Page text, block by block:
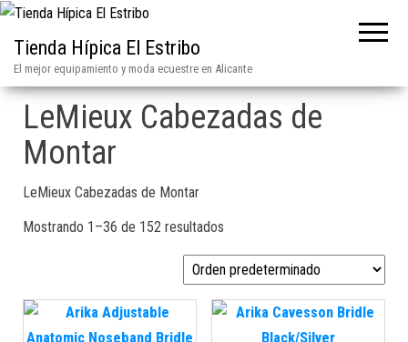
Tienda Hípica El Estribo
El mejor equipamiento y moda ecuestre en Alicante
LeMieux Cabezadas de
Montar
LeMieux Cabezadas de Montar
Mostrando 1–36 de 152 resultados